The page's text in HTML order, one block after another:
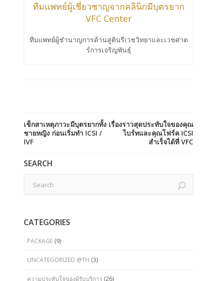
ทีมแพทย์ผู้เชี่ยวชาญจากคลินิกมีบุตรยาก
VFC Center
ทีมแพทย์ผู้ชำนาญการด้านสูตินรีเวชวิทยาและเวชศาต
ร์การเจริญพันธ์ุ
เช็กสาเหตุภาวะมีบุตรยากทั้ง
ชายหญิง ก่อนเริ่มทำ ICSI /
IVF
เรื่องราวสุดประทับใจของคุณ
ไบร์ทและคุณโฟร์ค ICSI
สำเร็จได้ที่ VFC
SEARCH
CATEGORIES
PACKAGE (9)
UNCATEGORIZED @TH (3)
ความประทับใจของผู้รับบริการ (26)